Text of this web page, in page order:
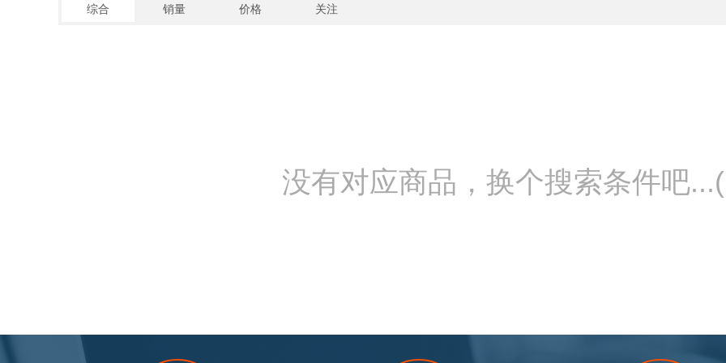
综合 销量 价格 关注
没有对应商品，换个搜索条件吧